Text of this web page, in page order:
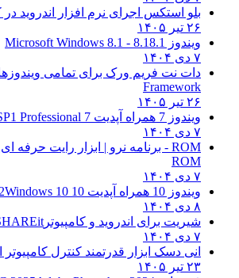
بلو استکس اجرای نرم افزار اندروید در
۲۶ تیر ۱۴۰۵
ویندوز 8.1
8.1 - Microsoft Windows 8.1
۷ دی ۱۴۰۴
دات نت فریم ورک برای تمامی
Framework
۲۶ تیر ۱۴۰۵
ویندوز 7 همراه آپدیت 7 SP1
Professional
۷ دی ۱۴۰۴
ROM - برنامه نرو | ابزار رایت حرفه ای و
ROM
۷ دی ۱۴۰۴
ویندوز 10 همراه آپدیت 10 22H2
Windows 10
۸ دی ۱۴۰۴
شیریت برای اندروید و کامپیوتر
۷ دی ۱۴۰۴
انی دسک ابزار قدرتمند کنترل کامپیوتر
۲۳ تیر ۱۴۰۵